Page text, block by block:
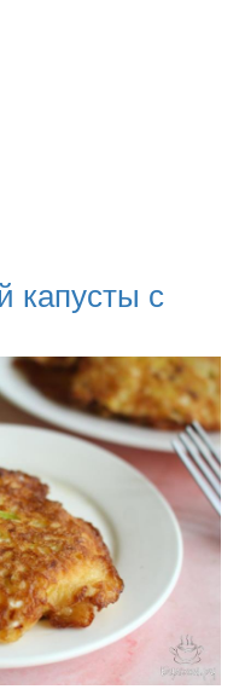
капусты с